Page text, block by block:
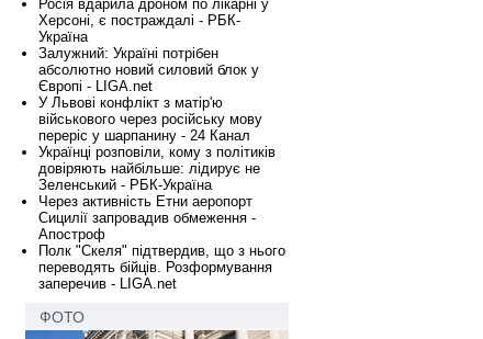
Росія вдарила дроном по лікарні у
Херсоні, є постраждалі - РБК-
Україна
Залужний: Україні потрібен
абсолютно новий силовий блок у
Європі - LIGA.net
У Львові конфлікт з матір'ю
військового через російську мову
переріс у шарпанину - 24 Канал
Українці розповіли, кому з політиків
довіряють найбільше: лідирує не
Зеленський - РБК-Україна
Через активність Етни аеропорт
Сицилії запровадив обмеження -
Апостроф
Полк "Скеля" підтвердив, що з нього
переводять бійців. Розформування
заперечив - LIGA.net
ФОТО